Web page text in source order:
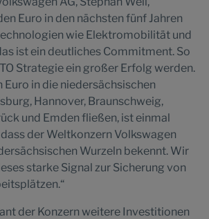
Euro in den nächsten fünf Jahren
wie Elektromobilität und
ist ein deutliches Commitment. So
Strategie ein großer Erfolg werden.
Euro in die niedersächsischen
Hannover, Braunschweig,
und Emden fließen, ist einmal
der Weltkonzern Volkswagen
Wurzeln bekennt. Wir
starke Signal zur Sicherung von
der Konzern weitere Investitionen